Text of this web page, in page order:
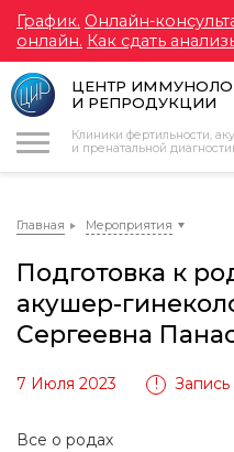
График. Онлайн-
онлайн. Как сдать
ЦЕНТР
И РЕПРОДУКЦИИ
Клиники фертильности,
и пренатальной
Главная Мероприятия
Подготовка к
акушер-
Сергеевна
7 Июля 2023 Запись
Все о родах